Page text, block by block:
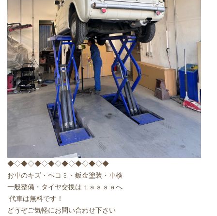
◆◇◆◇◆◇◆◇◆◇◆◇◆◇◆
お車のキズ・ヘコミ・鈑金塗装・車検
一般整備・タイヤ交換はｔａｓｓａへ
代車は無料です！
どうぞご気軽にお問い合わせ下さい